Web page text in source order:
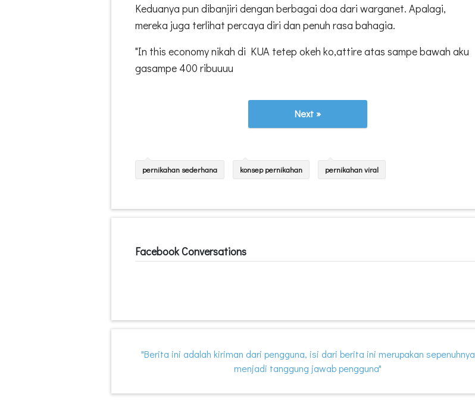
Keduanya pun dibanjiri dengan berbagai doa dari warganet. Apalagi,
mereka juga terlihat percaya diri dan penuh rasa bahagia.
"In this economy nikah di KUA tetep okeh ko,attire atas sampe bawah aku
gasampe 400 ribuuuu
Next »
pernikahan sederhana konsep pernikahan pernikahan viral
Facebook Conversations
"Berita ini adalah kiriman dari pengguna, isi dari berita ini merupakan sepenuhnya
menjadi tanggung jawab pengguna"